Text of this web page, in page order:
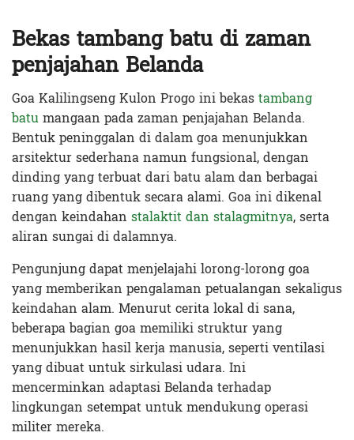
Bekas tambang batu di zaman
penjajahan Belanda
Goa Kalilingseng Kulon Progo ini bekastambang
batumangaan pada zaman penjajahan Belanda.
Bentuk peninggalan di dalam goa menunjukkan
arsitektur sederhana namun fungsional, dengan
dinding yang terbuat dari batu alam dan berbagai
ruang yang dibentuk secara alami. Goa ini dikenal
dengan keindahan stalaktit dan stalagmitnya, serta
aliran sungai di dalamnya.
Pengunjung dapat menjelajahi lorong-lorong goa
yang memberikan pengalaman petualangan sekaligus
keindahan alam. Menurut cerita lokal di sana,
beberapa bagian goa memiliki struktur yang
menunjukkan hasil kerja manusia, seperti ventilasi
yang dibuat untuk sirkulasi udara. Ini
mencerminkan adaptasi Belanda terhadap
lingkungan setempat untuk mendukung operasi
militer mereka.